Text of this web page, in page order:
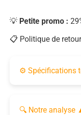
💡 Petite promo :
📋 Politique de
⚙️ Spécifications
🔍 Notre analyse